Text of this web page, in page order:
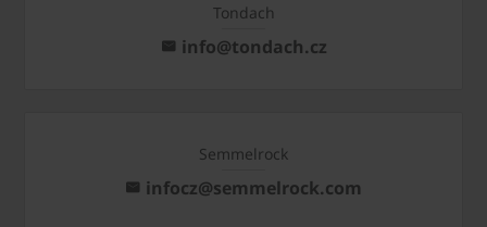
Tondach
info@tondach.cz
Semmelrock
infocz@semmelrock.com